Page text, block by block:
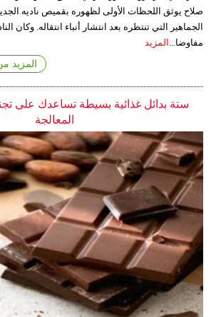
صلاح يوثق اللحظات الأولى لظهوره بقميص ناديه
الجماهير التي تنتظره بعد انتشار أنباء انتقاله. وكان
مفاوضا... المزيد
المزيد
ستة بدائل غذائية بسيطة تساعدك على
المعالجة